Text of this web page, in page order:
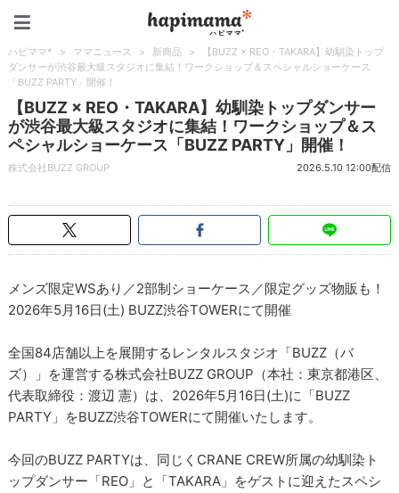
ハピママ* > ママニュース > 新商品 >
【BUZZ × REO・TAKARA】幼馴染トップ
ダンサーが渋谷最大級スタジオに集結！ワークショップ＆スペシャルショーケース
「BUZZ PARTY」開催！
【BUZZ × REO・TAKARA】幼馴染トップダンサー
が渋谷最大級スタジオに集結！ワークショップ＆ス
ペシャルショーケース「BUZZ PARTY」開催！
株式会社BUZZ GROUP 2026.5.10 12:00配信
メンズ限定WSあり／2部制ショーケース／限定グッズ物販も！
2026年5月16日(土) BUZZ渋谷TOWERにて開催
全国84店舗以上を展開するレンタルスタジオ「BUZZ（バ
ズ）」を運営する株式会社BUZZ GROUP（本社：東京都港区、
代表取締役：渡辺 憲）は、2026年5月16日(土)に「BUZZ
PARTY」をBUZZ渋谷TOWERにて開催いたします。
今回のBUZZ PARTYは、同じくCRANE CREW所属の幼馴染ト
ップダンサー「REO」と「TAKARA」をゲストに迎えたスペシ